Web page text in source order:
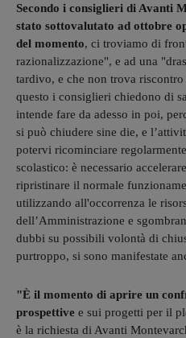
Secondo i consiglieri di Avanti
stato sottovalutato ad ottobre
del momento, ci troviamo di
razionalizzazione", e ad una
tardivo, e che non trova
questo i consiglieri chiedono di
intende fare da adesso in poi,
si può chiudere sine die, e
potervi ricominciare
scolastico: è necessario
ripristinare il normale
utilizzando all'occorrenza le
dell’Amministrazione e
dubbi su possibili volontà di
purtroppo, si sono manifestate
"È il momento di aprire un
prospettive e sui progetti per il
è la richiesta di Avanti